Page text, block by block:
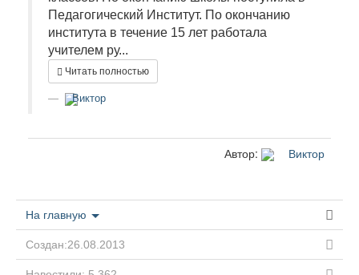
Педагогический Институт. По окончанию
института в течение 15 лет работала
учителем ру...
Читать полностью
Виктор
Автор: Виктор
На главную
Создан:26.08.2013